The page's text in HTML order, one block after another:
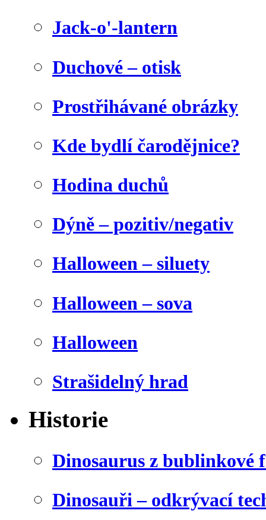
Jack-o'-lantern
Duchové – otisk
Prostřihávané obrázky
Kde bydlí čarodějnice?
Hodina duchů
Dýně – pozitiv/negativ
Halloween – siluety
Halloween – sova
Halloween
Strašidelný hrad
Historie
Dinosaurus z bublinkové
Dinosauři – odkrývací